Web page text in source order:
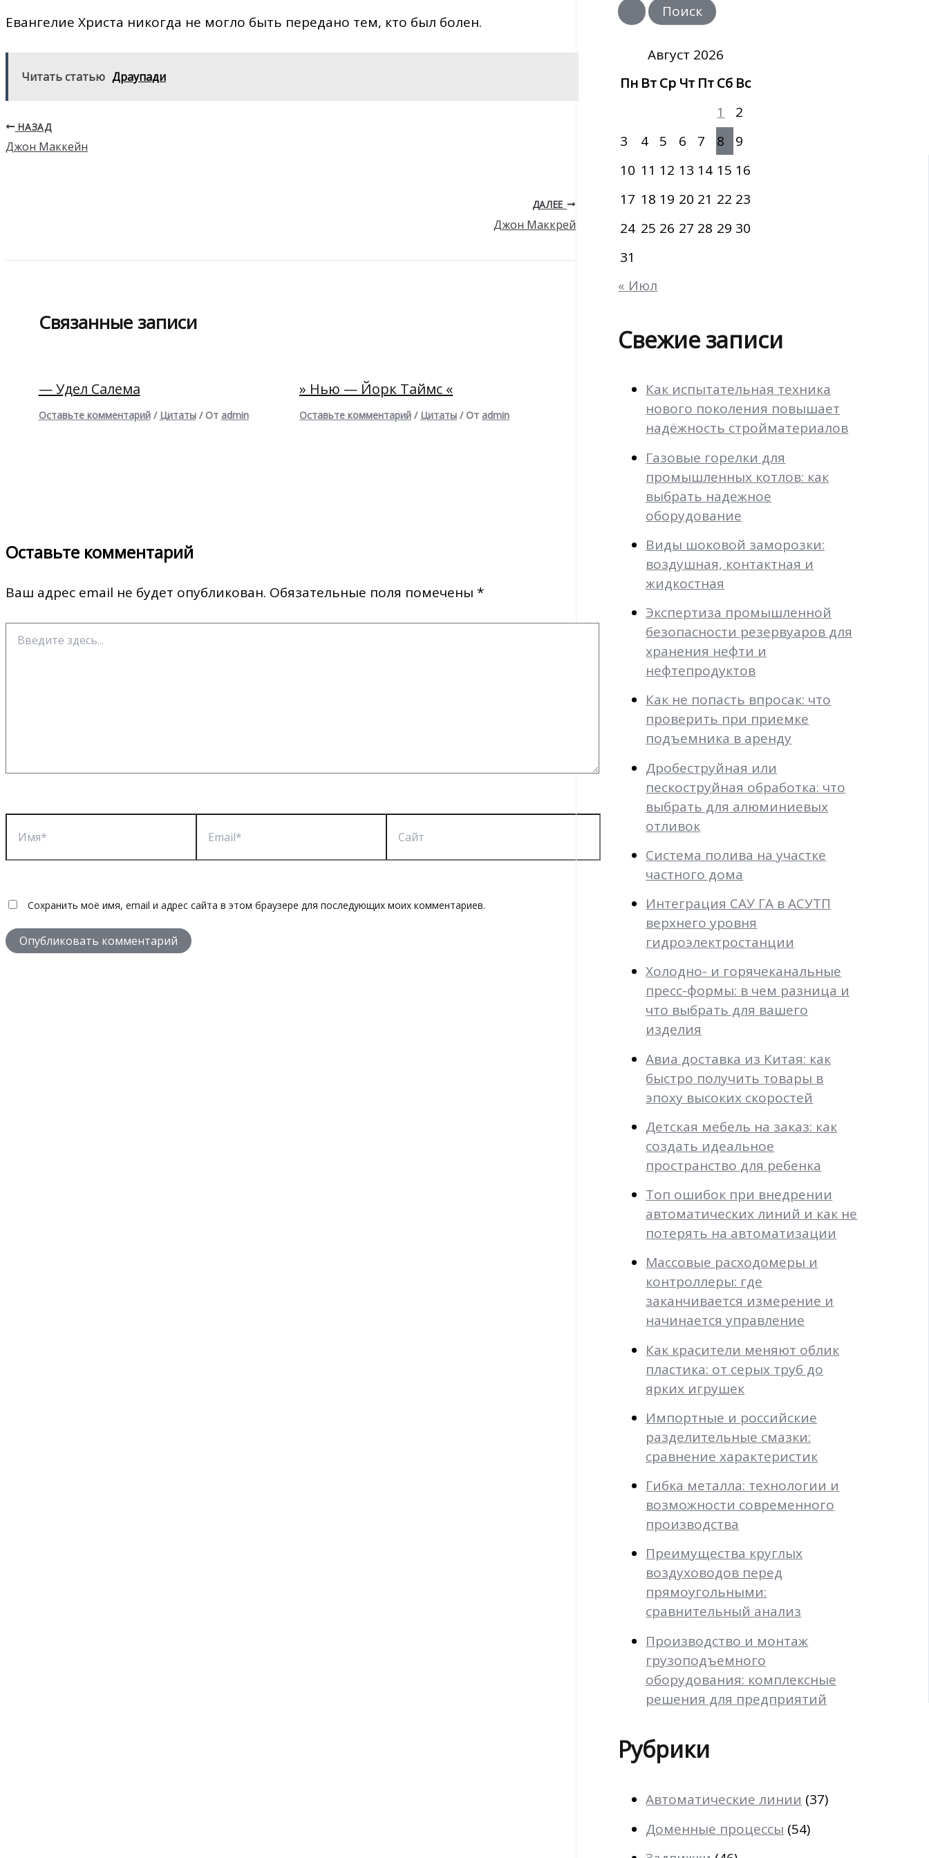
Евангелие Христа никогда не могло быть передано тем, кто был болен.
Читать статью Драупади
НАЗАД
Джон Маккейн
ДАЛЕЕ
Джон Маккрей
Связанные записи
— Удел Салема
Оставьте комментарий / Цитаты/ От admin
» Нью — Йорк Таймс «
Оставьте комментарий / Цитаты / От admin
Оставьте комментарий
Ваш адрес email не будет опубликован. Обязательные поля помечены *
здесь...
Имя* Email* Сайт
Сохранить моё имя, email и адрес сайта в этом браузере для последующих моих комментариев.
и
с
Август 2026
Пн ВтСр Чт ПтСб Вс
1
2
3
4 5 6 7 8
9
10 11 12 13 14 15 16
17 18 19 20 21 22 23
24 25 26 27 28 29 30
31
« Июл
Свежие записи
Как испытательная техника
нового поколения повышает
надёжность стройматериалов
Газовые горелки для
промышленных котлов: как
выбрать надежное
оборудование
Виды шоковой заморозки:
воздушная, контактная и
жидкостная
Экспертиза промышленной
безопасности резервуаров для
хранения нефти и
нефтепродуктов
Как не попасть впросак: что
проверить при приемке
подъемника в аренду
Дробеструйная или
пескоструйная обработка: что
выбрать для алюминиевых
отливок
Система полива на участке
частного дома
Интеграция САУ ГА в АСУТП
верхнего уровня
гидроэлектростанции
Холодно- и горячеканальные
пресс-формы: в чем разница и
что выбрать для вашего
изделия
Авиа доставка из Китая: как
быстро получить товары в
эпоху высоких скоростей
Детская мебель на заказ: как
создать идеальное
пространство для ребенка
Топ ошибок при внедрении
автоматических линий и как не
потерять на автоматизации
Массовые расходомеры и
контроллеры: где
заканчивается измерение и
начинается управление
Как красители меняют облик
пластика: от серых труб до
ярких игрушек
Импортные и российские
разделительные смазки:
сравнение характеристик
Гибка металла: технологии и
возможности современного
производства
Преимущества круглых
воздуховодов перед
прямоугольными:
сравнительный анализ
Производство и монтаж
грузоподъемного
оборудования: комплексные
решения для предприятий
Рубрики
Автоматические линии (37)
Доменные процессы (54)